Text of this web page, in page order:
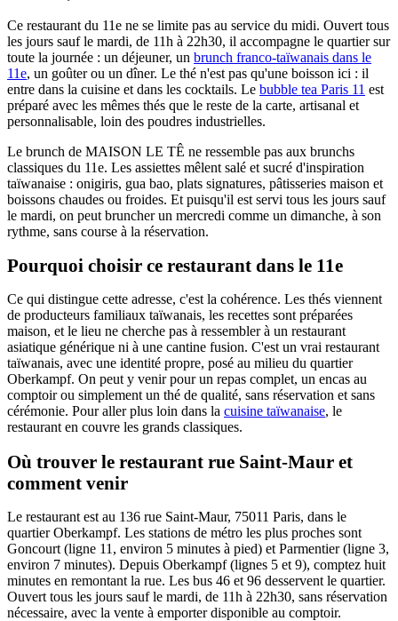
Ce restaurant du 11e ne se limite pas au service du midi. Ouvert tous
les jours sauf le mardi, de 11h à 22h30, il accompagne le quartier sur
toute la journée : un déjeuner, un brunch franco-taïwanais dans le
11e, un goûter ou un dîner. Le thé n'est pas qu'une boisson ici : il
entre dans la cuisine et dans les cocktails. Le bubble tea Paris 11 est
préparé avec les mêmes thés que le reste de la carte, artisanal et
personnalisable, loin des poudres industrielles.
Le brunch de MAISON LE TÊ ne ressemble pas aux brunchs
classiques du 11e. Les assiettes mêlent salé et sucré d'inspiration
taïwanaise : onigiris, gua bao, plats signatures, pâtisseries maison et
boissons chaudes ou froides. Et puisqu'il est servi tous les jours sauf
le mardi, on peut bruncher un mercredi comme un dimanche, à son
rythme, sans course à la réservation.
Pourquoi choisir ce restaurant dans le 11e
Ce qui distingue cette adresse, c'est la cohérence. Les thés viennent
de producteurs familiaux taïwanais, les recettes sont préparées
maison, et le lieu ne cherche pas à ressembler à un restaurant
asiatique générique ni à une cantine fusion. C'est un vrai restaurant
taïwanais, avec une identité propre, posé au milieu du quartier
Oberkampf. On peut y venir pour un repas complet, un encas au
comptoir ou simplement un thé de qualité, sans réservation et sans
cérémonie. Pour aller plus loin dans la cuisine taïwanaise, le
restaurant en couvre les grands classiques.
Où trouver le restaurant rue Saint-Maur et
comment venir
Le restaurant est au 136 rue Saint-Maur, 75011 Paris, dans le
quartier Oberkampf. Les stations de métro les plus proches sont
Goncourt (ligne 11, environ 5 minutes à pied) et Parmentier (ligne 3,
environ 7 minutes). Depuis Oberkampf (lignes 5 et 9), comptez huit
minutes en remontant la rue. Les bus 46 et 96 desservent le quartier.
Ouvert tous les jours sauf le mardi, de 11h à 22h30, sans réservation
nécessaire, avec la vente à emporter disponible au comptoir.